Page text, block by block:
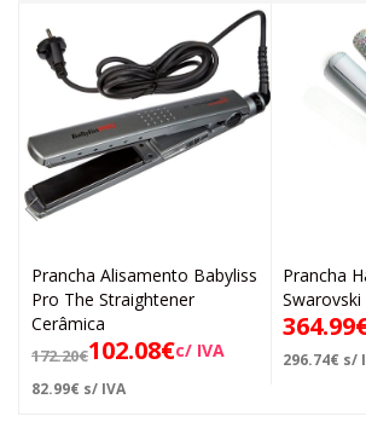
Prancha Alisamento Babyliss
Pro The Straightener
Cerâmica
172.20€102.08€c/ IVA
82.99€ s/ IVA
Prancha
Swarovski
364.99
296.74€ s/